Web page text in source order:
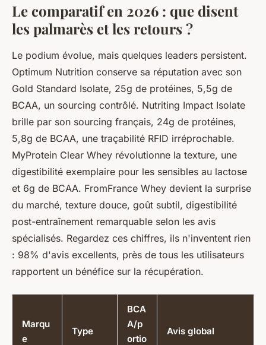
Le comparatif en 2026 : que disent
les palmarès et les retours ?
Le podium évolue, mais quelques leaders persistent.
Optimum Nutrition conserve sa réputation avec son
Gold Standard Isolate, 25g de protéines, 5,5g de
BCAA, un sourcing contrôlé. Nutriting Impact Isolate
brille par son sourcing français, 24g de protéines,
5,8g de BCAA, une traçabilité RFID irréprochable.
MyProtein Clear Whey révolutionne la texture, une
digestibilité exemplaire pour les sensibles au lactose
et 6g de BCAA. FromFrance Whey devient la surprise
du marché, texture douce, goût subtil, digestibilité
post-entraînement remarquable selon les avis
spécialisés. Regardez ces chiffres, ils n'inventent rien
: 98% d'avis excellents, près de tous les utilisateurs
rapportent un bénéfice sur la récupération.
Marqu
e
Type
BCA
A/p
ortio
Avis global